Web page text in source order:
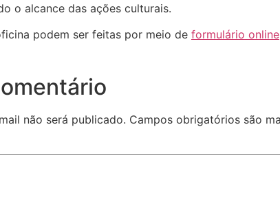
o alcance das ações culturais.
podem ser feitas por meio de formulário online
não será publicado. Campos obrigatórios são